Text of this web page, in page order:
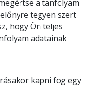
a tanfolyam
tegyen szert
hogy Ön teljes
adatainak
kapni fog egy